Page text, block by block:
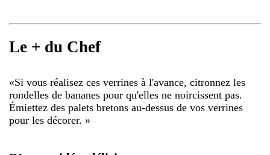
Le + du Chef
«Si vous réalisez ces verrines à l'avance, citronnez les
rondelles de bananes pour qu'elles ne noircissent pas.
Émiettez des palets bretons au-dessus de vos verrines
pour les décorer. »